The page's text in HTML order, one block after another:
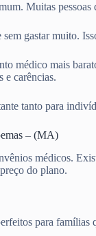
Muitas pessoas
gastar muito.
médico mais
e carências.
tanto para
– (MA)
médicos.
do plano.
para